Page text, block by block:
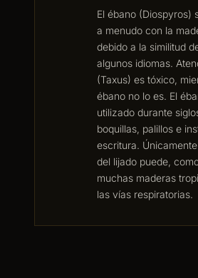
El ébano (Diospyros)
a menudo con la
debido a la similitud
algunos idiomas.
(Taxus) es tóxico,
ébano no lo es. El
utilizado durante
boquillas, palillos e
escritura.
del lijado puede,
muchas maderas
las vías respiratorias.